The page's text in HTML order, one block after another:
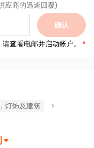
应商的迅速回覆)
确认
查看电邮并启动帐户。
灯饰及建筑